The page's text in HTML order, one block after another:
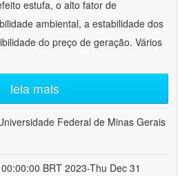
estufa, o alto fator de
ambiental, a estabilidade dos
do preço de geração. Vários
leia mais
Federal de Minas Gerais
BRT 2023-Thu Dec 31